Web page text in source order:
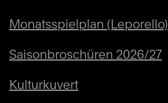
Monatsspielplan (Leporello)
Saisonbroschüren 2026/27
Kulturkuvert